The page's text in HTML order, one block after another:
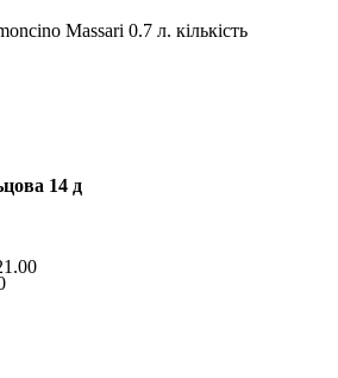
Massari 0.7 л. кількість
14 д